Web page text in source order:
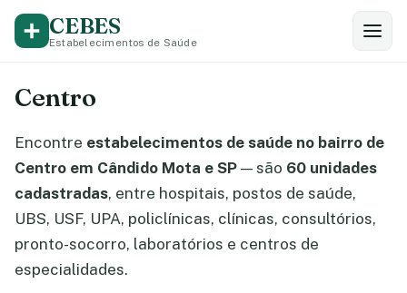
CEBES
Estabelecimentos de Saúde
Centro
Encontre estabelecimentos de saúde no bairro de
Centro em Cândido Mota e SP — são 60 unidades
cadastradas, entre hospitais, postos de saúde,
UBS, USF, UPA, policlínicas, clínicas, consultórios,
pronto-socorro, laboratórios e centros de
especialidades.